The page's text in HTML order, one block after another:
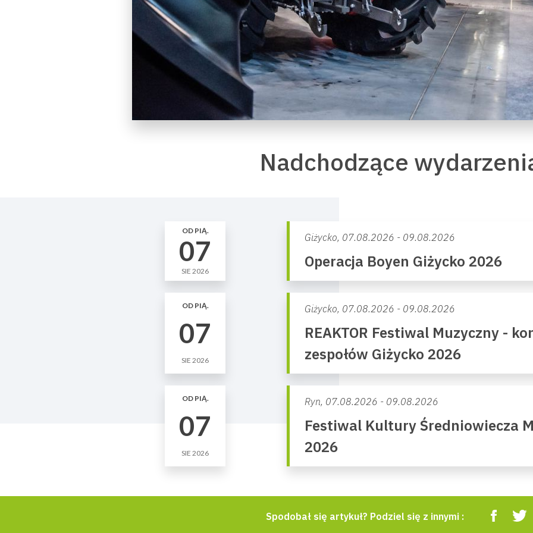
Nadchodzące
OD PIĄ.
07
SIE 2026
Giżycko, 07.08.2026 - 09.08.2026
Operacja Boyen Giżycko 2026
OD PIĄ.
07
SIE 2026
Giżycko, 07.08.2026 - 09.08.2026
REAKTOR Festiwal Muzyczny -
zespołów Giżycko 2026
OD PIĄ.
07
SIE 2026
Ryn, 07.08.2026 - 09.08.2026
Festiwal Kultury Średniowiecza
2026
Spodobał się artykuł? Podziel się z innymi :